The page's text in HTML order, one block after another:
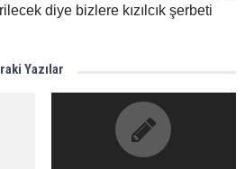
diye bizlere kızılcık şerbeti
Yazılar